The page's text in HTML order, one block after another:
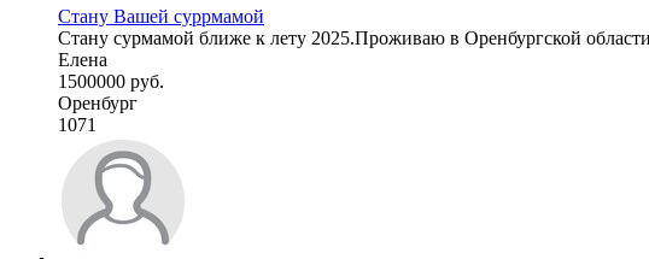
Стану Вашей суррмамой
Стану сурмамой ближе к лету 2025.Проживаю в Оренбургской
Елена
1500000 руб.
Оренбург
1071